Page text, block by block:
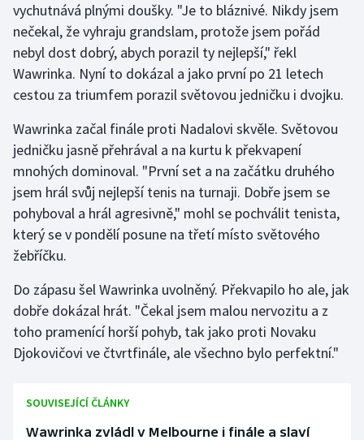
Gymnastika
Házená
Jezdectví
Judo
Krasobruslení
Lezení
Lyže a snowboard
Moderní pětiboj
Motorsport
Parasport
vychutnává plnými doušky. "Je to bláznivé. Nikdy jsem
nečekal, že vyhraju grandslam, protože jsem pořád
nebyl dost dobrý, abych porazil ty nejlepší," řekl
Wawrinka. Nyní to dokázal a jako první po 21 letech
cestou za triumfem porazil světovou jedničku i dvojku.
Wawrinka začal finále proti Nadalovi skvěle. Světovou
jedničku jasně přehrával a na kurtu k překvapení
mnohých dominoval. "První set a na začátku druhého
jsem hrál svůj nejlepší tenis na turnaji. Dobře jsem se
pohyboval a hrál agresivně," mohl se pochválit tenista,
který se v pondělí posune na třetí místo světového
žebříčku.
Do zápasu šel Wawrinka uvolněný. Překvapilo ho ale, jak
dobře dokázal hrát. "Čekal jsem malou nervozitu a z
toho pramenící horší pohyb, tak jako proti Novaku
Djokovičovi ve čtvrtfinále, ale všechno bylo perfektní."
SOUVISEJÍCÍ ČLÁNKY
Wawrinka zvládl v Melbourne i finále a slaví